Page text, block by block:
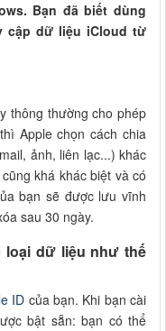
Bạn đã biết dùng
cập dữ liệu iCloud từ
thông thường cho phép
Apple chọn cách chia
ảnh, liên lạc...) khác
khá khác biệt và có
bạn sẽ được lưu vĩnh
sau 30 ngày.
loại dữ liệu như thế
ID của bạn. Khi bạn cài
bật sẵn: bạn có thể